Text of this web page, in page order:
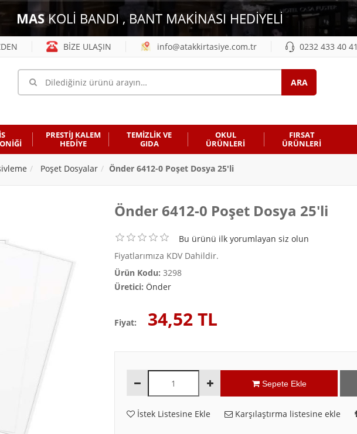
MASKOLİ BANDI , BANT MAKİNASI HEDİYELİ
BİZE ULAŞIN info@atakkirtasiye.com.tr 0232 433 40 41
PRESTİJ KALEM
HEDİYE
TEMİZLİK VE
GIDA
OKUL
ÜRÜNLERİ
FIRSAT
ÜRÜNLERI
Poşet Dosyalar Önder 6412-0 Poşet Dosya 25'li
Önder 6412-0 Poşet Dosya 25'li
Bu ürünü ilk yorumlayan siz olun
Fiyatlarımıza KDV Dahildir.
Ürün Kodu: 3298
Üretici: Önder
Fiyat: 34,52 TL
Sepete Ekle
İstek Listesine Ekle Karşılaştırma listesine ekle